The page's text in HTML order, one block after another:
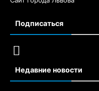
Подписаться
Недавние новости